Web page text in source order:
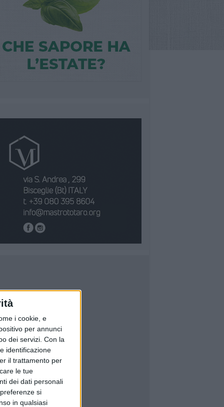
i cookie, e
per annunci
dei servizi. Con la
identificazione
il trattamento per
le tue
dei dati personali
si
in qualsiasi